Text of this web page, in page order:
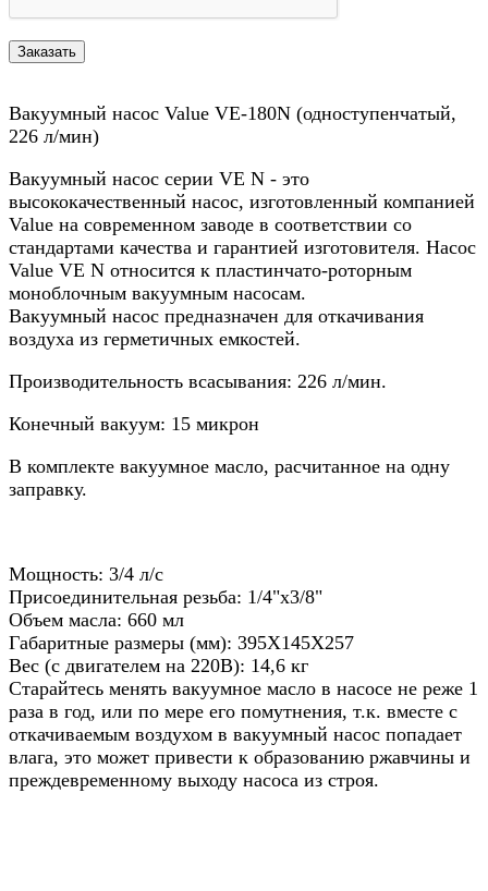
Вакуумный насос Value VE-180N (одноступенчатый,
226 л/мин)
Вакуумный насос серии VE N - это
высококачественный насос, изготовленный компанией
Value на современном заводе в соответствии со
стандартами качества и гарантией изготовителя. Насос
Value VE N относится к пластинчато-роторным
моноблочным вакуумным насосам.
Вакуумный насос предназначен для откачивания
воздуха из герметичных емкостей.
Производительность всасывания: 226 л/мин.
Конечный вакуум: 15 микрон
В комплекте вакуумное масло, расчитанное на одну
заправку.
Мощность: 3/4 л/с
Присоединительная резьба: 1/4"х3/8"
Объем масла: 660 мл
Габаритные размеры (мм): 395X145X257
Вес (с двигателем на 220В): 14,6 кг
Старайтесь менять вакуумное масло в насосе не реже 1
раза в год, или по мере его помутнения, т.к. вместе с
откачиваемым воздухом в вакуумный насос попадает
влага, это может привести к образованию ржавчины и
преждевременному выходу насоса из строя.